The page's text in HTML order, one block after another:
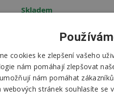
Skladem
cookies ke zlepšení vašeho
nám pomáhají zlepšovat
nám pomáhat
webových stránek souhlasíte se